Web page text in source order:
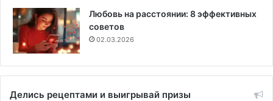
Любовь на расстоянии: 8 эффективных
советов
02.03.2026
Делись рецептами и выигрывай призы